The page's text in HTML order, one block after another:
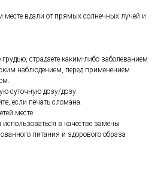
месте вдали от прямых солнечных лучей и
страдаете каким-либо заболеванием
наблюдением, перед применением
суточную дозу/дозу.
если печать сломана.
месте
в качестве замены
питания и здорового образа